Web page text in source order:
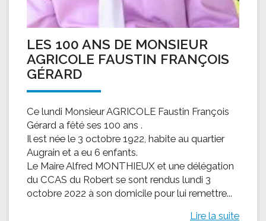
LES 100 ANS DE MONSIEUR
AGRICOLE FAUSTIN FRANÇOIS
GÉRARD
Ce lundi Monsieur AGRICOLE Faustin François
Gérard a fêté ses 100 ans .
Il est née le 3 octobre 1922, habite au quartier
Augrain et a eu 6 enfants.
Le Maire Alfred MONTHIEUX et une délégation
du CCAS du Robert se sont rendus lundi 3
octobre 2022 à son domicile pour lui remettre...
Lire la suite